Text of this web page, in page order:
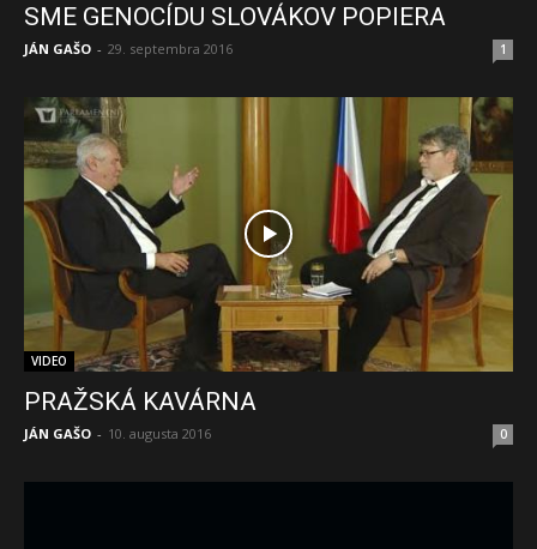
SME GENOCÍDU SLOVÁKOV POPIERA
JÁN GAŠO - 29. septembra 2016 1
VIDEO
PRAŽSKÁ KAVÁRNA
JÁN GAŠO - 10. augusta 2016 0